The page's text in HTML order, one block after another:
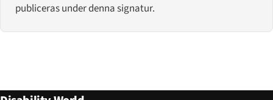
publiceras under denna signatur.